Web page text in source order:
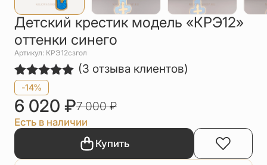
Детский крестик модель «КРЭ12»
оттенки синего
Артикул: КРЭ12сзгол
Рейтинг
5.00из 5
на основе
опроса
3
пользователей
(3 отзыва клиентов)
-14%
6 020 ₽7 000₽
Есть в наличии
Купить